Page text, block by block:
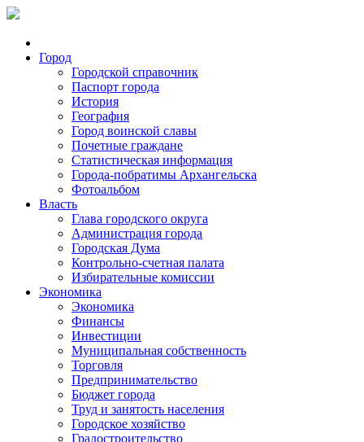
Город
Городской справочник
Паспорт города
История
География
Город воинской славы
Почетные граждане
Статистическая информация
Города-побратимы Архангельска
Фотоальбом
Власть
Глава городского округа
Администрация города
Городская Дума
Контрольно-счетная палата
Избирательные комиссии
Экономика
Экономика
Финансы
Инвестиции
Муниципальная собственность
Торговля
Предпринимательство
Бюджет города
Труд и занятость населения
Городское хозяйство
Градостроительство